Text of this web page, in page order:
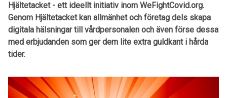
Hjältetacket - ett ideellt initiativ inom WeFightCovid.org.
Genom Hjältetacket kan allmänhet och företag dels skapa
digitala hälsningar till vårdpersonalen och även förse dessa
med erbjudanden som ger dem lite extra guldkant i hårda
tider.